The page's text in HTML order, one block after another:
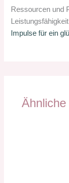
Ressourcen und
Impulse für ein